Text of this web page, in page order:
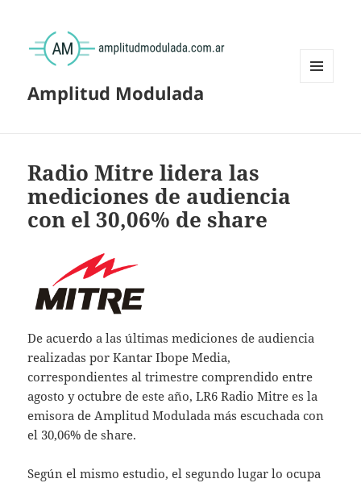
Amplitud Modulada
Radio Mitre lidera las
mediciones de audiencia
con el 30,06% de share
De acuerdo a las últimas mediciones de audiencia
realizadas por Kantar Ibope Media,
correspondientes al trimestre comprendido entre
agosto y octubre de este año, LR6 Radio Mitre es la
emisora de Amplitud Modulada más escuchada con
el 30,06% de share.
Según el mismo estudio, el segundo lugar lo ocupa